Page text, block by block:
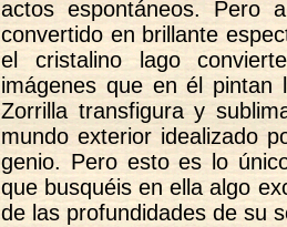
actos espontáneos. Pero
convertido en brillante
el cristalino lago
imágenes que en él
Zorrilla transfigura y
mundo exterior idealizado
genio. Pero esto es lo
que busquéis en ella algo
de las profundidades de su